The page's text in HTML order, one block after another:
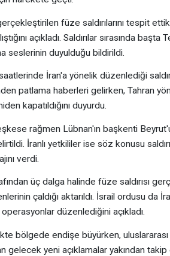
füze saldırılarını tespit
açıkladı. Saldırılar sırasında
seslerinin duyulduğu bildirildi.
İran'a yönelik düzenlediği
patlama haberleri gelirken, Tahran
kapatıldığını duyurdu.
rağmen Lübnan'ın başkenti
İranlı yetkililer ise söz konusu
verdi.
üç dalga halinde füze saldırısı
çaldığı aktarıldı. İsrail ordusu da
düzenlediğini açıkladı.
bölgede endişe büyürken,
gelecek yeni açıklamalar yakından takip